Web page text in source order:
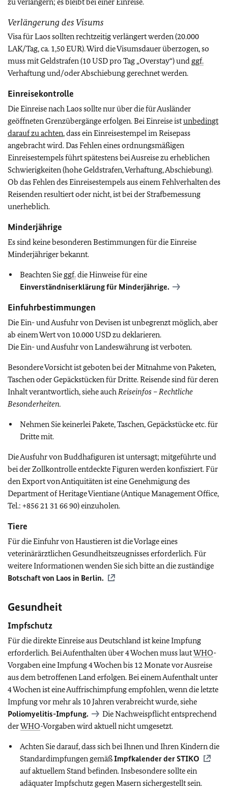
Verlängerung des Visums
Visa für Laos sollten rechtzeitig verlängert werden (20.000
LAK/Tag, ca. 1,50 EUR). Wird die Visumsdauer überzogen, so
muss mit Geldstrafen (10 USD pro Tag „Overstay“) und ggf.
Verhaftung und/oder Abschiebung gerechnet werden.
Einreisekontrolle
Die Einreise nach Laos sollte nur über die für Ausländer
geöffneten Grenzübergänge erfolgen. Bei Einreise istunbedingt
darauf zu achten, dass ein Einreisestempel im Reisepass
angebracht wird. Das Fehlen eines ordnungsmäßigen
Einreisestempels führt spätestens bei Ausreise zu erheblichen
Schwierigkeiten (hohe Geldstrafen, Verhaftung, Abschiebung).
Ob das Fehlen des Einreisestempels aus einem Fehlverhalten des
Reisenden resultiert oder nicht, ist bei der Strafbemessung
unerheblich.
Minderjährige
Es sind keine besonderen Bestimmungen für die Einreise
Minderjähriger bekannt.
Beachten Sie ggf.die Hinweise für eine
Einverständniserklärung für Minderjährige.
Einfuhrbestimmungen
Die Ein- und Ausfuhr von Devisen ist unbegrenzt möglich, aber
ab einem Wert von 10.000 USD zu deklarieren.
Die Ein- und Ausfuhr von Landeswährung ist verboten.
Besondere Vorsicht ist geboten bei der Mitnahme von Paketen,
Taschen oder Gepäckstücken für Dritte. Reisende sind für deren
Inhalt verantwortlich, siehe auchReiseinfos – Rechtliche
Besonderheiten.
Nehmen Sie keinerlei Pakete, Taschen, Gepäckstücke etc. für
Dritte mit.
Die Ausfuhr von Buddhafiguren ist untersagt; mitgeführte und
bei der Zollkontrolle entdeckte Figuren werden konfisziert. Für
den Export von Antiquitäten ist eine Genehmigung des
Department of Heritage Vientiane (Antique Management Office,
Tel.: +856 21 31 66 90) einzuholen.
Tiere
Für die Einfuhr von Haustieren ist die Vorlage eines
veterinärärztlichen Gesundheitszeugnisses erforderlich. Für
weitere Informationen wenden Sie sich bitte an die zuständige
Botschaft von Laos in Berlin.
Gesundheit
Impfschutz
Für die direkte Einreise aus Deutschland ist keine Impfung
erforderlich. Bei Aufenthalten über 4 Wochen muss lautWHO-
Vorgaben eine Impfung 4 Wochen bis 12 Monate vor Ausreise
aus dem betroffenen Land erfolgen. Bei einem Aufenthalt unter
4 Wochen ist eine Auffrischimpfung empfohlen, wenn die letzte
Impfung vor mehr als 10 Jahren verabreicht wurde, siehe
Poliomyelitis-Impfung.
Die Nachweispflicht entsprechend
derWHO-Vorgaben wird aktuell nicht umgesetzt.
Achten Sie darauf, dass sich bei Ihnen und Ihren Kindern die
Standardimpfungen gemäßImpfkalender derSTIKO
auf aktuellem Stand befinden. Insbesondere sollte ein
adäquater Impfschutz gegen Masern sichergestellt sein.